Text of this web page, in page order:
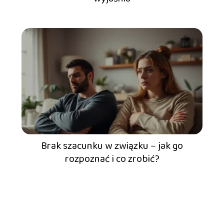
Brak szacunku w związku – jak go
rozpoznać i co zrobić?